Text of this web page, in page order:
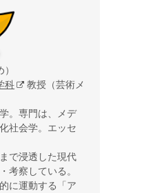
科
教授（芸術メ
。専門は、メデ
社会学。エッセ
で浸透した現代
考察している。
に運動する「ア